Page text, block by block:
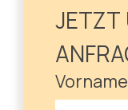
JETZT
Vorname